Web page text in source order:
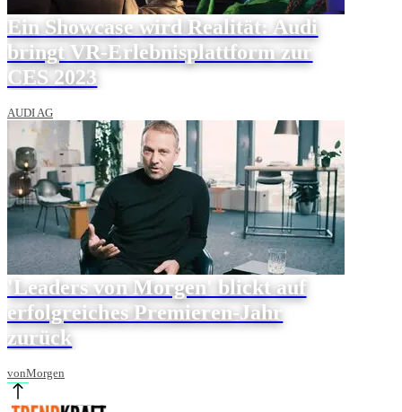
Ein Showcase wird Realität: Audi
bringt VR-Erlebnisplattform zur
CES 2023
AUDI AG
'Leaders von Morgen' blickt auf
erfolgreiches Premieren-Jahr
zurück
vonMorgen